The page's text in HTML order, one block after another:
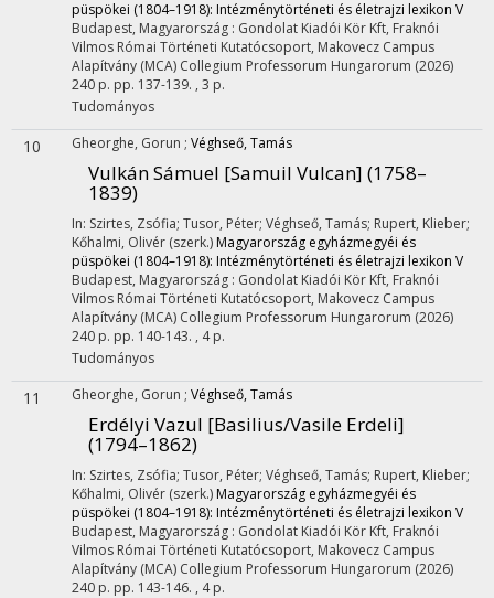
püspökei (1804–1918): Intézménytörténeti és életrajzi lexikon V
Budapest, Magyarország : Gondolat Kiadói Kör Kft, Fraknói
Vilmos Római Történeti Kutatócsoport, Makovecz Campus
Alapítvány (MCA) Collegium Professorum Hungarorum (2026)
240 p. pp. 137-139. , 3 p.
Tudományos
10 Gheorghe, Gorun ; Véghseő, Tamás
Vulkán Sámuel [Samuil Vulcan] (1758–
1839)
In: Szirtes, Zsófia; Tusor, Péter; Véghseő, Tamás; Rupert, Klieber;
Kőhalmi, Olivér (szerk.) Magyarország egyházmegyéi és
püspökei (1804–1918): Intézménytörténeti és életrajzi lexikon V
Budapest, Magyarország : Gondolat Kiadói Kör Kft, Fraknói
Vilmos Római Történeti Kutatócsoport, Makovecz Campus
Alapítvány (MCA) Collegium Professorum Hungarorum (2026)
240 p. pp. 140-143. , 4 p.
Tudományos
11 Gheorghe, Gorun ; Véghseő, Tamás
Erdélyi Vazul [Basilius/Vasile Erdeli]
(1794–1862)
In: Szirtes, Zsófia; Tusor, Péter; Véghseő, Tamás; Rupert, Klieber;
Kőhalmi, Olivér (szerk.) Magyarország egyházmegyéi és
püspökei (1804–1918): Intézménytörténeti és életrajzi lexikon V
Budapest, Magyarország : Gondolat Kiadói Kör Kft, Fraknói
Vilmos Római Történeti Kutatócsoport, Makovecz Campus
Alapítvány (MCA) Collegium Professorum Hungarorum (2026)
240 p. pp. 143-146. , 4 p.